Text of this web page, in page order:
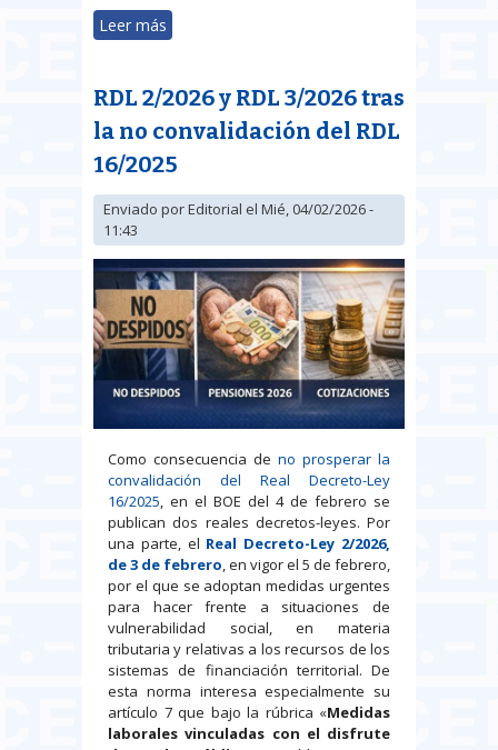
Leer más
RDL 2/2026 y RDL 3/2026 tras
la no convalidación del RDL
16/2025
Enviado porEditorial el Mié, 04/02/2026 -
11:43
Como consecuencia de no prosperar la
convalidación del Real Decreto-Ley
16/2025, en el BOE del 4 de febrero se
publican dos reales decretos-leyes. Por
una parte, el Real Decreto-Ley 2/2026,
de 3 de febrero, en vigor el 5 de febrero,
por el que se adoptan medidas urgentes
para hacer frente a situaciones de
vulnerabilidad social, en materia
tributaria y relativas a los recursos de los
sistemas de financiación territorial. De
esta norma interesa especialmente su
artículo 7 que bajo la rúbrica «Medidas
laborales vinculadas con el disfrute